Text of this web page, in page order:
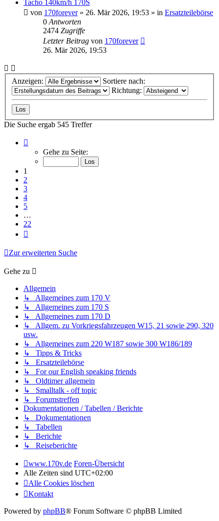
Tacho 140km/h 170S
von 170forever» 26. Mär 2026, 19:53 » in Ersatzteilebörse
0 Antworten
2474 Zugriffe
Letzter Beitrag von 170forever
26. Mär 2026, 19:53
Anzeigen:
Sortiere nach:
Richtung:
Die Suche ergab 545 Treffer
von
Gehe zu Seite:
1
2
3
4
5
…
22
Zur erweiterten Suche
Gehe zu
Allgemein
↳ Allgemeines zum 170 V
↳ Allgemeines zum 170 S
↳ Allgemeines zum 170 D
↳ Allgem. zu Vorkriegsfahrzeugen W15, 21 sowie 290, 320
usw.
↳ Allgemeines zum 220 W187 sowie 300 W186/189
↳ Tipps & Tricks
↳ Ersatzteilebörse
↳ For our English speaking friends
↳ Oldtimer allgemein
↳ Smalltalk - off topic
↳ Forumstreffen
Dokumentationen / Tabellen / Berichte
↳ Dokumentationen
↳ Tabellen
↳ Berichte
↳ Reiseberichte
www.170v.de Foren-Übersicht
Alle Zeiten sind UTC+02:00
Alle Cookies löschen
Kontakt
Powered by phpBB® Forum Software © phpBB Limited